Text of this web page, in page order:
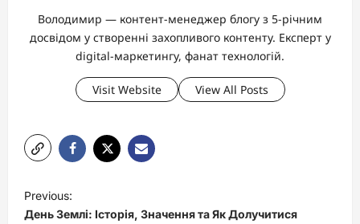
Володимир — контент-менеджер блогу з 5-річним
досвідом у створенні захопливого контенту. Експерт у
digital-маркетингу, фанат технологій.
Visit Website View All Posts
o
Previous:
День Землі: Історія, Значення та Як Долучитися